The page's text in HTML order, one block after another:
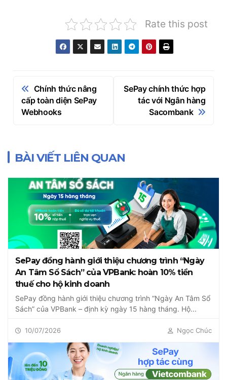
Rate this post
Điều
hướng
bài
SePay chính thức hợp
tác với Ngân hàng
Sacombank
Chính thức nâng
cấp toàn diện SePay
Webhooks
BÀI VIẾT LIÊN QUAN
SePay đồng hành giới thiệu chương trình “Ngày
An Tâm Sổ Sách” của VPBank: hoàn 10% tiền
thuế cho hộ kinh doanh
SePay đồng hành giới thiệu chương trình “Ngày An Tâm Sổ
Sách” của VPBank – định kỳ ngày 15 hàng tháng. Hộ...
10/07/2026 Ngọc Chúc